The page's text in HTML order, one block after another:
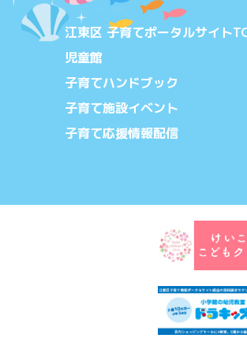
江東区 子育てポータルサイト
児童館
子育てハンドブック
子育て施設イベント
子育て応援情報配信